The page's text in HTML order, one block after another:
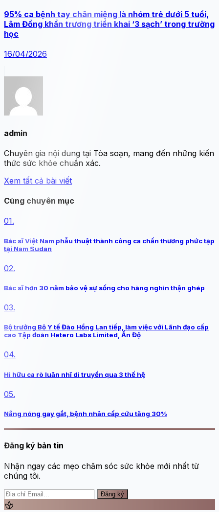
95% ca bệnh tay chân miệng là nhóm trẻ dưới 5 tuổi,
Lâm Đồng khẩn trương triển khai ‘3 sạch’ trong trường
học
16/04/2026
admin
Chuyên gia nội dung tại Tòa soạn, mang đến những kiến
thức sức khỏe chuẩn xác.
Xem tất cả bài viết
Cùng chuyên mục
01.
Bác sĩ Việt Nam phẫu thuật thành công ca chấn thương phức tạp
tại Nam Sudan
02.
Bác sĩ hơn 30 năm bảo vệ sự sống cho hàng nghìn thận ghép
03.
Bộ trưởng Bộ Y tế Đào Hồng Lan tiếp, làm việc với Lãnh đạo cấp
cao Tập đoàn Hetero Labs Limited, Ấn Độ
04.
Hi hữu ca rò luân nhĩ di truyền qua 3 thế hệ
05.
Nắng nóng gay gắt, bệnh nhân cấp cứu tăng 30%
Đăng ký bản tin
Nhận ngay các mẹo chăm sóc sức khỏe mới nhất từ
chúng tôi.
Đăng ký
spa